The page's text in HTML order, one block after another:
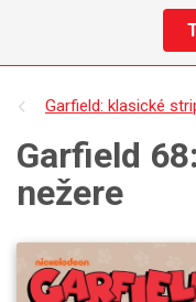
Garfield: klasické
Garfield
nežere